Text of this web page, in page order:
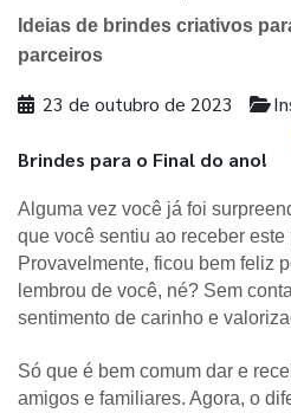
Ideias de brindes criativos
parceiros
23 de outubro de 2023
Brindes para o Final do ano!
Alguma vez você já foi
que você sentiu ao receber
Provavelmente, ficou bem feliz
lembrou de você, né? Sem
sentimento de carinho e
Só que é bem comum dar e
amigos e familiares. Agora, o